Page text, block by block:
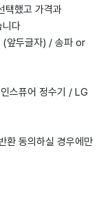
택했고 가격과
니다
앞두글자) / 송파 or
스퓨어 정수기 / LG
환 동의하실 경우에만